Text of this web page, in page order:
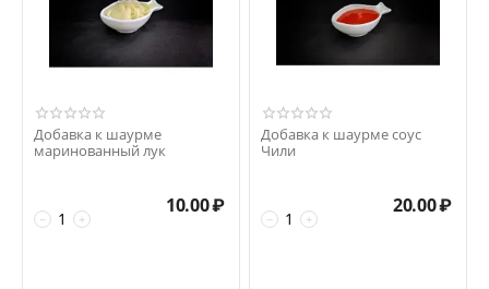
Добавка к шаурме
маринованный лук
+
−
10.00₽
Добавка к шаурме соус
Чили
+
−
20.00₽